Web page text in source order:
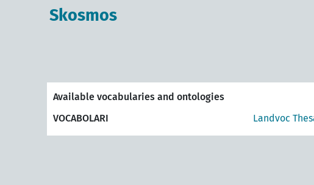
Skosmos
Available vocabularies and ontologies
VOCABOLARI
Landvoc